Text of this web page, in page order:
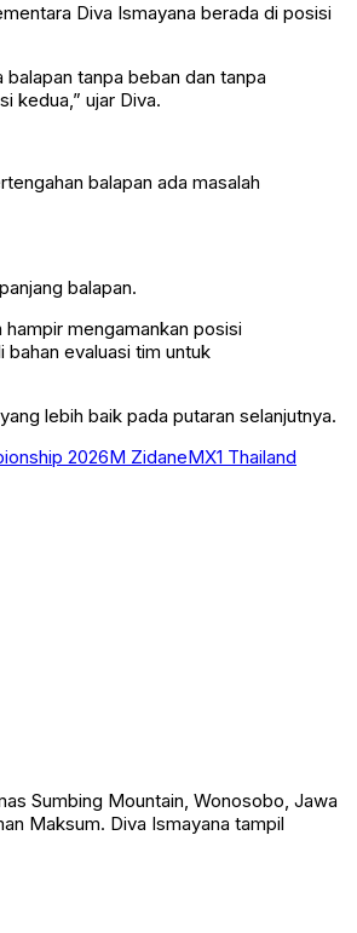
Diva Ismayana berada di posisi
tanpa beban dan tanpa
kedua,” ujar Diva.
balapan ada masalah
balapan.
mengamankan posisi
evaluasi tim untuk
lebih baik pada putaran selanjutnya.
2026M ZidaneMX1 Thailand
Sumbing Mountain, Wonosobo, Jawa
Maksum. Diva Ismayana tampil